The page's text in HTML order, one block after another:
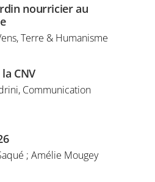
nourricier au
Terre & Humanisme
CNV
Communication
; Amélie Mougey